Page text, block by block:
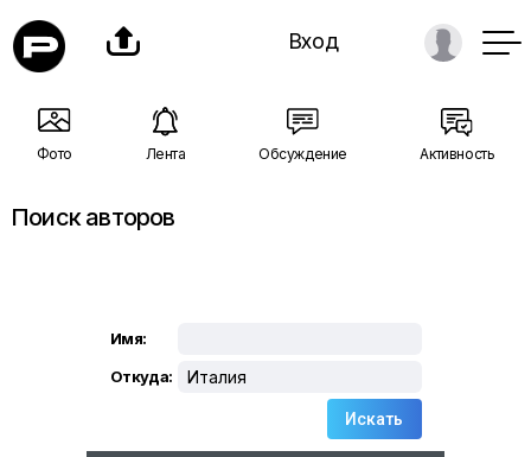
 Вход
Фото Лента Обсуждение Активность
Поиск авторов
Имя:
Откуда: